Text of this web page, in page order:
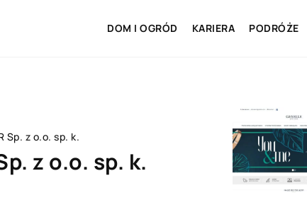
DOM I OGRÓD KARIERA PODRÓŻE
Sp. z o.o. sp. k.
z o.o. sp. k.